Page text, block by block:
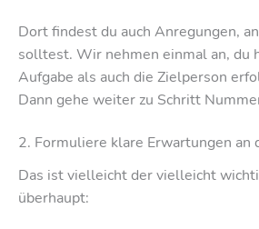
Dort findest du auch Anregungen,
solltest. Wir nehmen einmal an, du
Aufgabe als auch die Zielperson
Dann gehe weiter zu Schritt
2. Formuliere klare Erwartungen an
Das ist vielleicht der vielleicht
überhaupt: